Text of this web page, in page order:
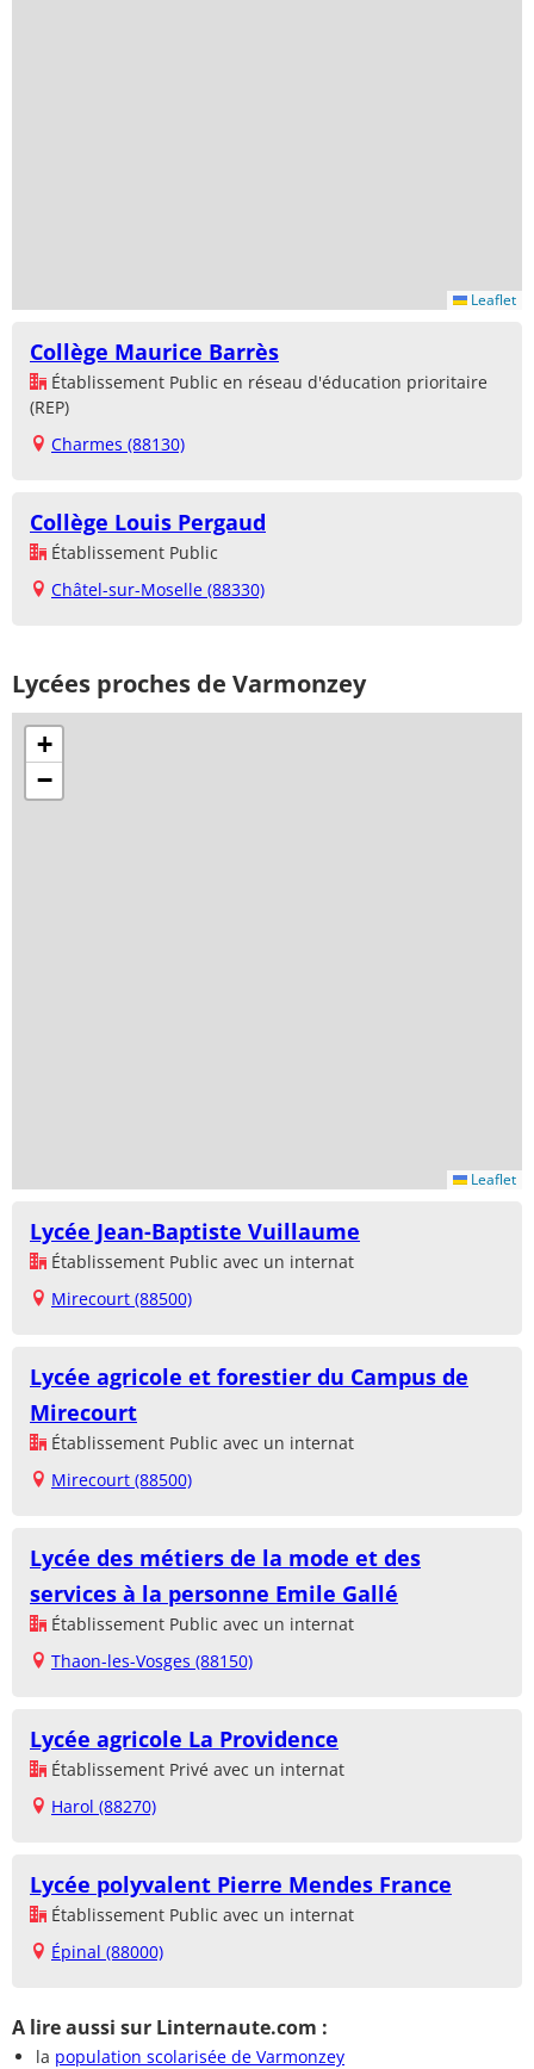
Leaflet
Collège Maurice Barrès
Établissement Public en réseau d'éducation prioritaire
(REP)
Charmes (88130)
Collège Louis Pergaud
Établissement Public
Châtel-sur-Moselle (88330)
Lycées proches de Varmonzey
+
−
Leaflet
Lycée Jean-Baptiste Vuillaume
Établissement Public avec un internat
Mirecourt (88500)
Lycée agricole et forestier du Campus de
Mirecourt
Établissement Public avec un internat
Mirecourt (88500)
Lycée des métiers de la mode et des
services à la personne Emile Gallé
Établissement Public avec un internat
Thaon-les-Vosges (88150)
Lycée agricole La Providence
Établissement Privé avec un internat
Harol (88270)
Lycée polyvalent Pierre Mendes France
Établissement Public avec un internat
Épinal (88000)
A lire aussi sur Linternaute.com :
la population scolarisée de Varmonzey